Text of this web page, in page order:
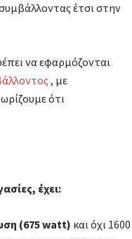
έτσι στην
να εφαρμόζονται
, με
ότι
έχει:
(675 watt) και όχι 1600